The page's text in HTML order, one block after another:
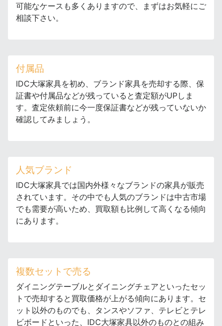
可能なケースも多くありますので、まずはお気軽にご
相談下さい。
付属品
IDC大塚家具を初め、ブランド家具を売却する際、保
証書や付属品などが残っていると査定額がUPしま
す。査定依頼前に今一度保証書などが残っていないか
確認してみましょう。
人気ブランド
IDC大塚家具では国内外様々なブランドの家具が販売
されています。その中でも人気のブランドは中古市場
でも需要が高いため、買取額も比例して高くなる傾向
にあります。
複数セットで売る
ダイニングテーブルとダイニングチェアといったセッ
トで売却すると買取価格が上がる傾向にあります。セ
ット以外のものでも、タンスやソファ、テレビとテレ
ビボードといった、IDC大塚家具以外のものとの組み